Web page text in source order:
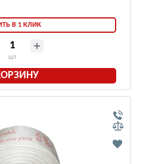
В 1 КЛИК
шт